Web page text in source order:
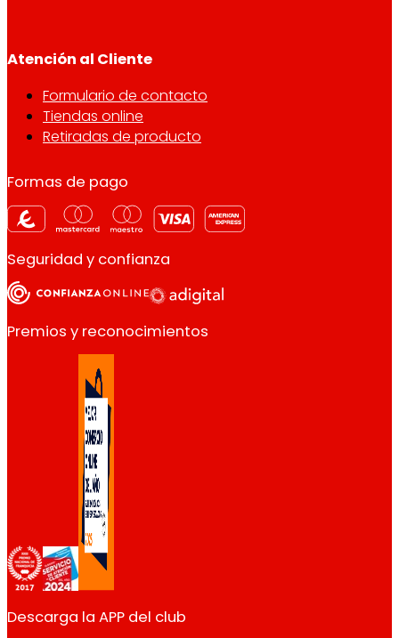
Atención al Cliente
Formulario de contacto
Tiendas online
Retiradas de producto
Formas de pago
Seguridad y confianza
Premios y reconocimientos
Descarga la APP del club